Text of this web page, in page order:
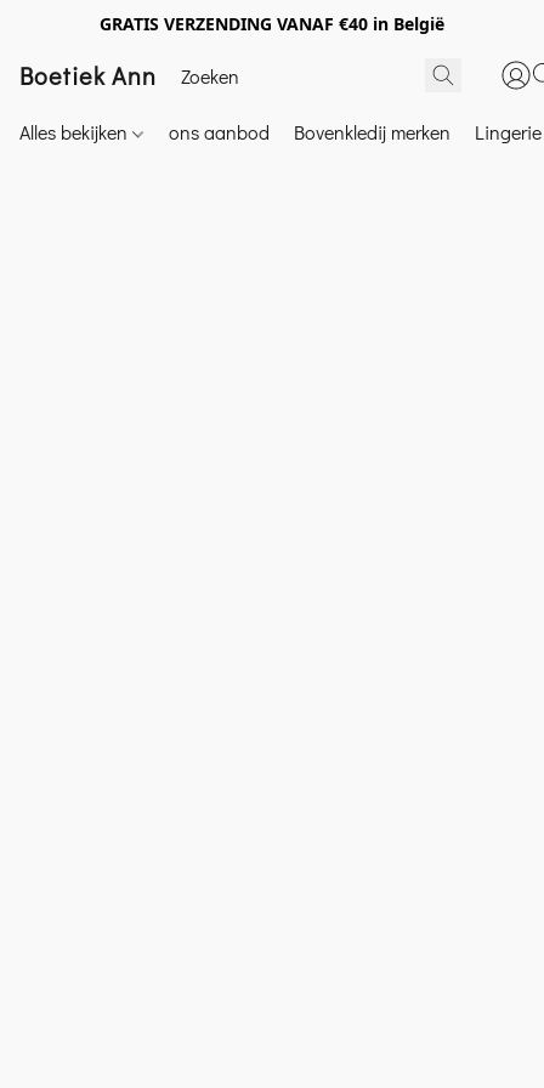
GRATIS VERZENDING VANAF €40 in België
Boetiek Ann
Alles bekijken ons aanbod Bovenkledij merken